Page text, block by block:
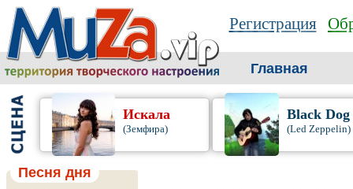
Регистрация
Главная
Искала
(Земфира)
Black Dog
(Led Zeppelin)
Песня дня